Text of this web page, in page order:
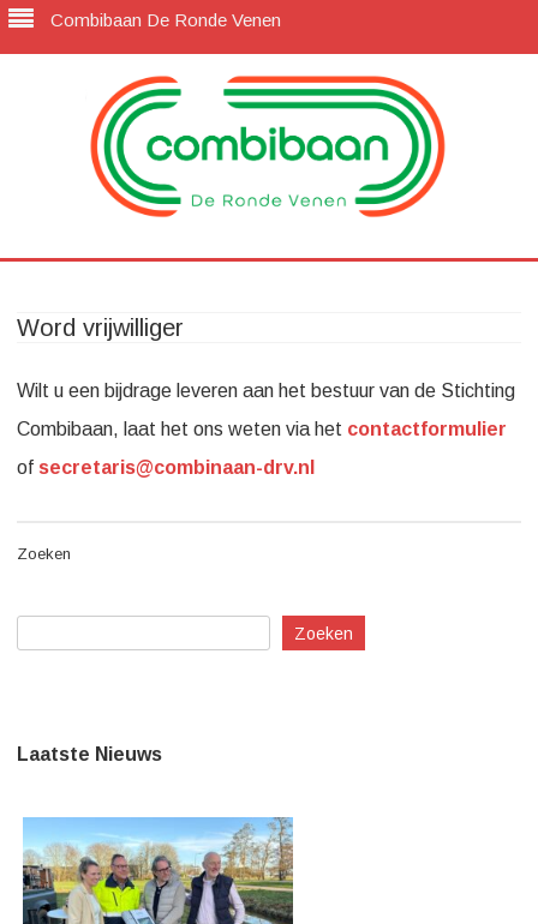
Combibaan De Ronde Venen
Word vrijwilliger
Wilt u een bijdrage leveren aan het bestuur van de Stichting
Combibaan, laat het ons weten via het contactformulier
of secretaris@combinaan-drv.nl
Zoeken
Zoeken
Laatste Nieuws